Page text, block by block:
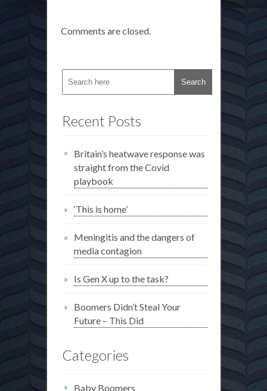
Comments are closed.
Recent Posts
Britain’s heatwave response was
straight from the Covid
playbook
‘This is home’
Meningitis and the dangers of
media contagion
Is Gen X up to the task?
Boomers Didn’t Steal Your
Future – This Did
Categories
Baby Boomers